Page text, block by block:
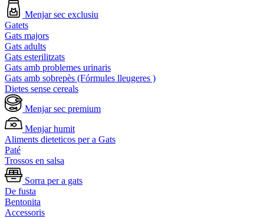
Menjar sec exclusiu
Gatets
Gats majors
Gats adults
Gats esterilitzats
Gats amb problemes urinaris
Gats amb sobrepès (Fórmules lleugeres )
Dietes sense cereals
Menjar sec premium
Menjar humit
Aliments dieteticos per a Gats
Paté
Trossos en salsa
Sorra per a gats
De fusta
Bentonita
Accessoris